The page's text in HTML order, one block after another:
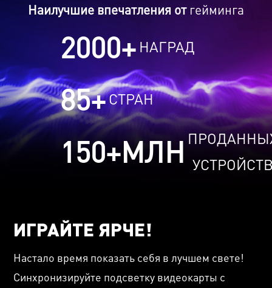
Наилучшие впечатления от гейминга
2000+ НАГРАД
85+СТРАН
150+МЛН
ИГРАЙТЕ ЯРЧЕ!
Настало время показать себя в лучшем свете!
Синхронизируйте подсветку видеокарты с